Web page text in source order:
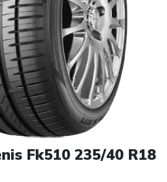
Fk510 235/40 R18